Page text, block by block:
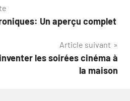
Un aperçu complet
Article suivant
les soirées cinéma à
la maison